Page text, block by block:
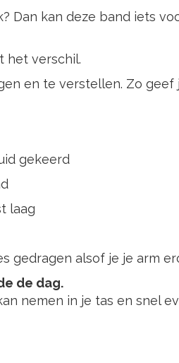
Dan kan deze band iets
het verschil.
en te verstellen. Zo
gekeerd
laag
gedragen alsof je je arm
de dag.
nemen in je tas en snel